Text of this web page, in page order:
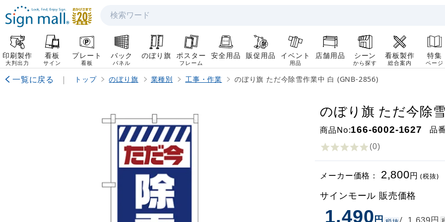
検索
印刷製作
大判出力
看板
サイン
プレート
看板
バック
パネル
のぼり旗 ポスター
フレーム
安全用品 販促用品 イベント
用品
店舗用品 シーン
から探す
看板製作
総合案内
特集
ページ
一覧に戻る | トップ のぼり旗 業種別 工事・作業 のぼり旗 ただ今除雪作業中 白 (GNB-2856)
のぼり旗 ただ今除
商品No:166-6002-1627 品
(0)
メーカー価格： 2,800円(税抜)
サインモール 販売価格
1,490円 1,639